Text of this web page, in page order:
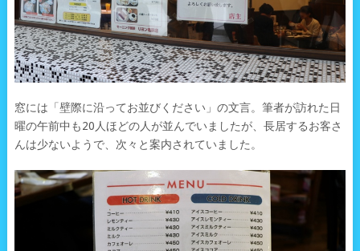
窓には「壁際に沿ってお並びください」の文言。筆者が訪れた日
曜の午前中も20人ほどの人が並んでいましたが、長居するお客さ
んは少ないようで、次々と案内されていました。